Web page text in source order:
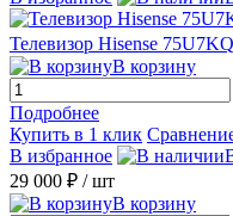
Телевизор Hisense 75U7KQ
В корзину
Подробнее
Купить в 1 клик
В избранное
29 000 ₽ / шт
В корзину